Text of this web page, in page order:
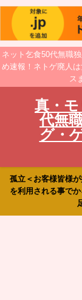
ネット乞食50代無職
め速報！ネトゲ廃人
ス
真・
代無
グ・
孤立＜お客様皆様
を利用される事で